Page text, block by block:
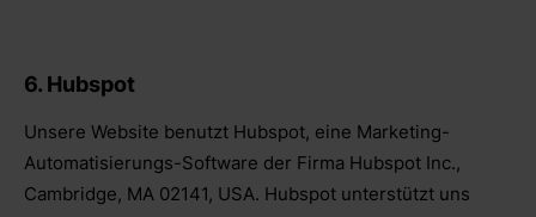
6. Hubspot
Unsere Website benutzt Hubspot, eine Marketing-
Automatisierungs-Software der Firma Hubspot Inc.,
Cambridge, MA 02141, USA. Hubspot unterstützt uns